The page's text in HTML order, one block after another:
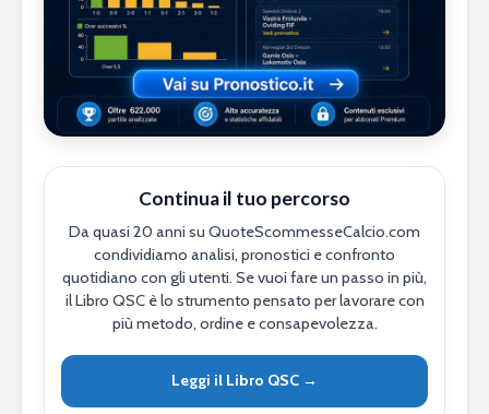
Continua il tuo percorso
Da quasi 20 anni su QuoteScommesseCalcio.com
condividiamo analisi, pronostici e confronto
quotidiano con gli utenti. Se vuoi fare un passo in più,
il Libro QSC è lo strumento pensato per lavorare con
più metodo, ordine e consapevolezza.
Leggi il Libro QSC →